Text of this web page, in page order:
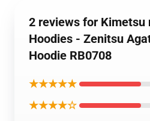
2 reviews for Kimetsu
Hoodies - Zenitsu
Hoodie RB0708
★★★★★
★★★★☆